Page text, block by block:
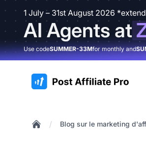
1 July – 31st August 2026
AI Agents at
Use codeSUMMER-33Mfor monthly and
:site.title
/ Blog sur le marketing